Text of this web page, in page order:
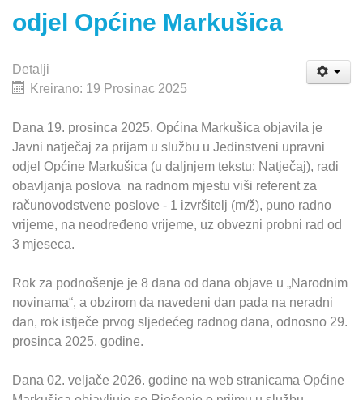
odjel Općine Markušica
Detalji
Kreirano: 19 Prosinac 2025
Dana 19. prosinca 2025. Općina Markušica objavila je
Javni natječaj za prijam u službu u Jedinstveni upravni
odjel Općine Markušica (u daljnjem tekstu: Natječaj), radi
obavljanja poslova na radnom mjestu viši referent za
računovodstvene poslove - 1 izvršitelj (m/ž), puno radno
vrijeme, na neodređeno vrijeme, uz obvezni probni rad od
3 mjeseca.
Rok za podnošenje je 8 dana od dana objave u „Narodnim
novinama“, a obzirom da navedeni dan pada na neradni
dan, rok istječe prvog sljedećeg radnog dana, odnosno 29.
prosinca 2025. godine.
Dana 02. veljače 2026. godine na web stranicama Općine